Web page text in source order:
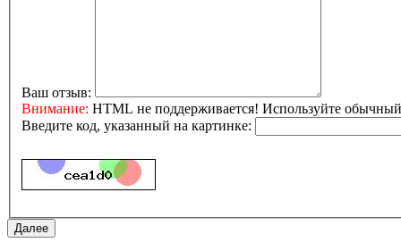
Ваш отзыв:
Внимание: HTML не поддерживается! Используйте обычный
Введите код, указанный на картинке: